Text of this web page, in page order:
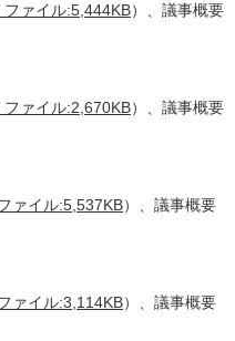
ファイル:5,444KB）、議事概要
ファイル:2,670KB）、議事概要
ァイル:5,537KB）、議事概要
ァイル:3,114KB）、議事概要